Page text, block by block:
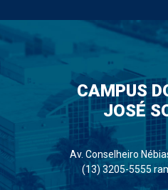
CAMPUS
JOSÉ
Av. Conselheiro
(13) 3205-5555